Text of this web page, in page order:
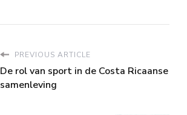
PREVIOUS ARTICLE
De rol van sport in de Costa Ricaanse
samenleving